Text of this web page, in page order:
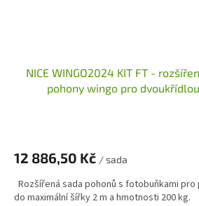
NICE WINGO2024 KIT FT -
pohony wingo pro
12 886,50 Kč / sada
Rozšířená sada pohonů s fotobuňkami
do maximální šířky 2 m a hmotnosti 200 kg.